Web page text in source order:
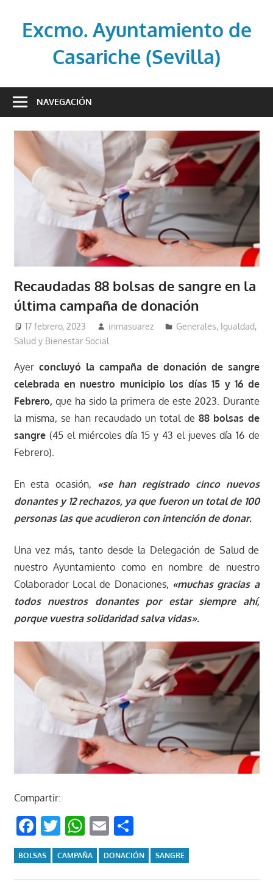
contenidoExcmo. Ayuntamiento de
Casariche (Sevilla)
oficial
Ayuntamiento
Casariche
(Sevilla)
NAVEGACIÓN
Recaudadas 88 bolsas de sangre en la
última campaña de donación
17 febrero, 2023 inmasuarez Generales, Igualdad,
Salud y Bienestar Social
Ayer concluyó la campaña de donación de sangre
celebrada en nuestro municipio los días 15 y 16 de
Febrero, que ha sido la primera de este 2023. Durante
la misma, se han recaudado un total de 88 bolsas de
sangre(45 el miércoles día 15 y 43 el jueves día 16 de
Febrero).
En esta ocasión, «se han registrado cinco nuevos
donantes y 12 rechazos, ya que fueron un total de 100
personas las que acudieron con intención de donar.
Una vez más, tanto desde la Delegación de Salud de
nuestro Ayuntamiento como en nombre de nuestro
Colaborador Local de Donaciones, «muchas gracias a
todos nuestros donantes por estar siempre ahí,
porque vuestra solidaridad salva vidas».
Compartir:
Facebook
Twitter
WhatsApp
EmailCompartir
BOLSAS CAMPAÑA DONACIÓN SANGRE